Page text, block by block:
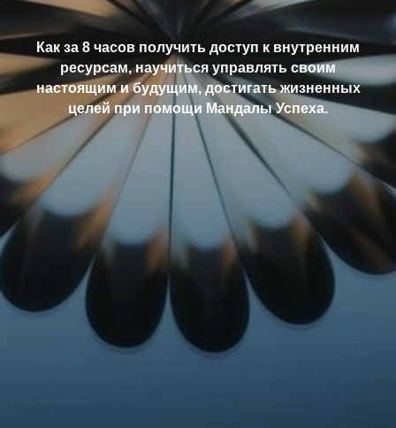
Как за 8 часов получить доступ к внутренним
ресурсам, научиться управлять своим
настоящим и будущим, достигать жизненных
целей при помощи Мандалы Успеха.